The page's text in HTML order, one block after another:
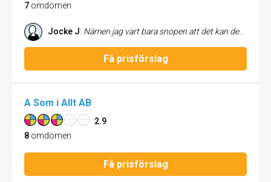
7 omdömen
Jocke J: Nämen jag vart bara snopen att det kan det bli så bra! Så jätte nöjd!
Få prisförslag
A Som i Allt AB
2.9
8 omdömen
Få prisförslag